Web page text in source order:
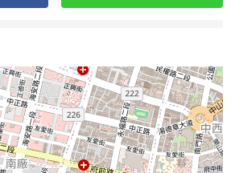
5 年以下
10-20 年
30-40 年